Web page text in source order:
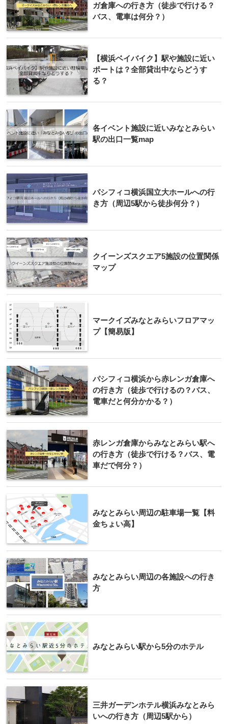
ガ倉庫への行き方（徒歩で行ける？
バス、電車は何分？）
【横浜ベイバイク】駅や施設に近い
ポートは？全部貸出中ならどうす
る？
各イベント施設に近いみなとみらい
駅の出口一覧map
パシフィコ横浜国立大ホールへの行
き方（周辺5駅から徒歩何分？）
クイーンズスクエア5施設の位置関係
マップ
マークイズみなとみらいフロアマッ
プ【簡易版】
パシフィコ横浜から赤レンガ倉庫へ
の行き方（徒歩で行けるの？バス、
電車だと何分かかる？）
赤レンガ倉庫からみなとみらい駅へ
の行き方（徒歩で行ける？バス、電
車だで何分？）
みなとみらい周辺の駐車場一覧【料
金ちょい高】
みなとみらい周辺の各施設への行き
方
みなとみらい駅から5分のホテル
三井ガーデンホテル横浜みなとみら
いへの行き方（周辺5駅から）